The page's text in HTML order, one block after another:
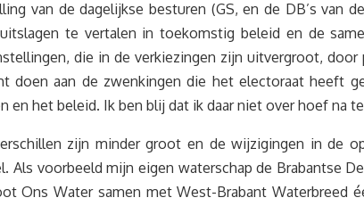
van de dagelijkse besturen (GS, en de DB’s van
te vertalen in toekomstig beleid en de
die in de verkiezingen zijn uitvergroot,
aan de zwenkingen die het electoraat heeft
het beleid. Ik ben blij dat ik daar niet over hoef na
zijn minder groot en de wijzigingen in de
voorbeeld mijn eigen waterschap de Brabantse
Ons Water samen met West-Brabant Waterbreed